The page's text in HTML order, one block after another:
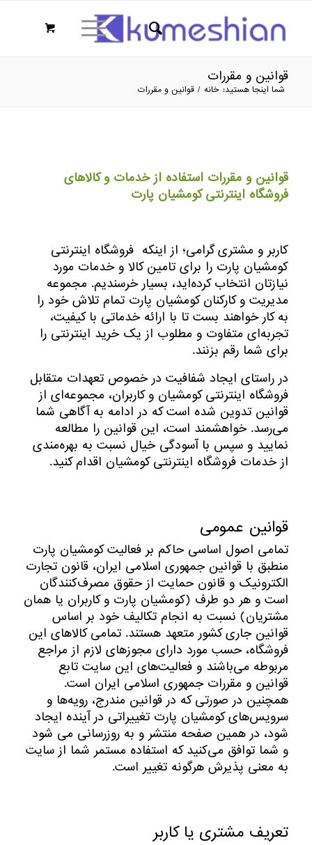
قوانین و مقررات
شما اینجا هستید: خانه / قوانین و مقررات
قوانین و مقررات استفاده از خدمات و کالاهای
فروشگاه اینترنتی کومشیان پارت
کاربر و مشتری گرامی؛ از اینکه فروشگاه اینترنتی
کومشیان پارت را برای تامین کالا و خدمات مورد
نیازتان انتخاب کرده‌اید، بسیار خرسندیم. مجموعه
مدیریت و کارکنان کومشیان پارت تمام تلاش خود را
به کار خواهند بست تا با ارائه خدماتی با کیفیت،
تجربه‌ای متفاوت و مطلوب از یک خرید اینترنتی را
برای شما رقم بزنند.
در راستای ایجاد شفافیت در خصوص تعهدات متقابل
فروشگاه اینترنتی کومشیان و کاربران، مجموعه‌ای از
قوانین تدوین شده است که در ادامه به آگاهی شما
می‌رسد. خواهشمند است، این قوانین را مطالعه
نمایید و سپس با آسودگی خیال نسبت به بهره‌مندی
از خدمات فروشگاه اینترنتی کومشیان اقدام کنید.
قوانین عمومی
تمامی اصول اساسی حاکم بر فعالیت کومشیان پارت
منطبق با قوانین جمهوری اسلامی ایران، قانون تجارت
الکترونیک و قانون حمایت از حقوق مصرف‌کنند‌گان
است و هر دو طرف (کومشیان پارت و کاربران یا همان
مشتریان) نسبت به انجام تکالیف خود بر اساس
قوانین جاری کشور متعهد هستند. تمامی کالاهای این
فروشگاه، حسب مورد دارای مجوزهای لازم از مراجع
مربوطه می‌باشند و فعالیت‌های این سایت تابع
قوانین و مقررات جمهوری اسلامی ایران است.
همچنین در صورتی که در قوانین مندرج، رویه‏‌ها و
سرویس‏‌های کومشیان پارت تغییراتی در آینده ایجاد
شود، در همین صفحه منتشر و به روزرسانی می شود
و شما توافق می‏‌کنید که استفاده مستمر شما از سایت
به معنی پذیرش هرگونه تغییر است.
تعریف مشتری یا کاربر